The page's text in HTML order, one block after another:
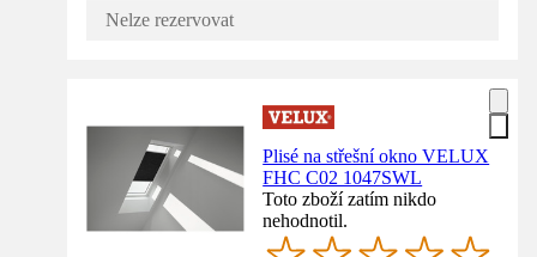
Nelze rezervovat
Plisé na střešní okno VELUX
FHC C02 1047SWL
Toto zboží zatím nikdo
nehodnotil.